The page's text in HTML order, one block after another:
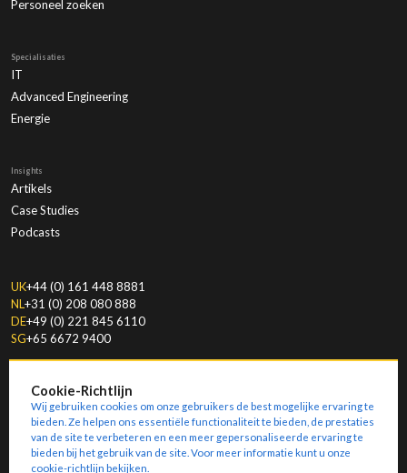
Personeel zoeken
Specialisaties
IT
Advanced Engineering
Energie
Insights
Artikels
Case Studies
Podcasts
UK+44 (0) 161 448 8881
NL+31 (0) 208 080 888
DE+49 (0) 221 845 6110
SG+65 6672 9400
© Copyright2026Amoria Bond.Modern Slavery & Human Trafficking Statement
Key Information DocumentsEthical Policies Company DetailsTerms & ConditionsPrivacy
AlgemenebedrijfsvoorwaardenSitemap
Cookie-Richtlijn
Wij gebruiken cookies om onze gebruikers de best mogelijke ervaring te
bieden. Ze helpen ons essentiële functionaliteit te bieden, de prestaties
van de site te verbeteren en een meer gepersonaliseerde ervaring te
bieden bij het gebruik van de site. Voor meer informatie kunt u onze
cookie-richtlijn bekijken.